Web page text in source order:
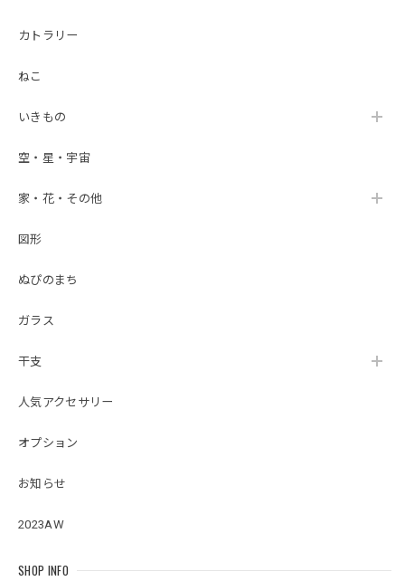
カトラリー
ねこ
いきもの
空・星・宇宙
家・花・その他
図形
ぬぴのまち
ガラス
干支
人気アクセサリー
オプション
お知らせ
2023AW
SHOP INFO